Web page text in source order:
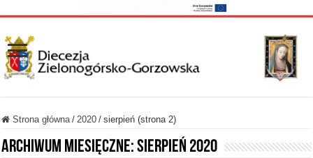
Strona główna / 2020 / sierpień (strona 2)
Archiwum miesięczne:sierpień 2020